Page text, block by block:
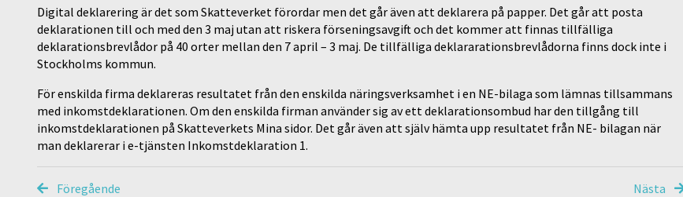
Digital deklarering är det som Skatteverket förordar men det går även att deklarera på papper. Det går att posta
deklarationen till och med den 3 maj utan att riskera förseningsavgift och det kommer att finnas tillfälliga
deklarationsbrevlådor på 40 orter mellan den 7 april – 3 maj. De tillfälliga deklararationsbrevlådorna finns dock inte i
Stockholms kommun.
För enskilda firma deklareras resultatet från den enskilda näringsverksamhet i en NE-bilaga som lämnas tillsammans
med inkomst­deklarationen. Om den enskilda firman använder sig av ett deklarationsombud har den tillgång till
inkomstdeklarationen på Skatteverkets Mina sidor. Det går även att själv hämta upp resultatet från NE- bilagan när
man deklarerar i e-tjänsten Inkomstdeklaration 1.
Föregående Nästa